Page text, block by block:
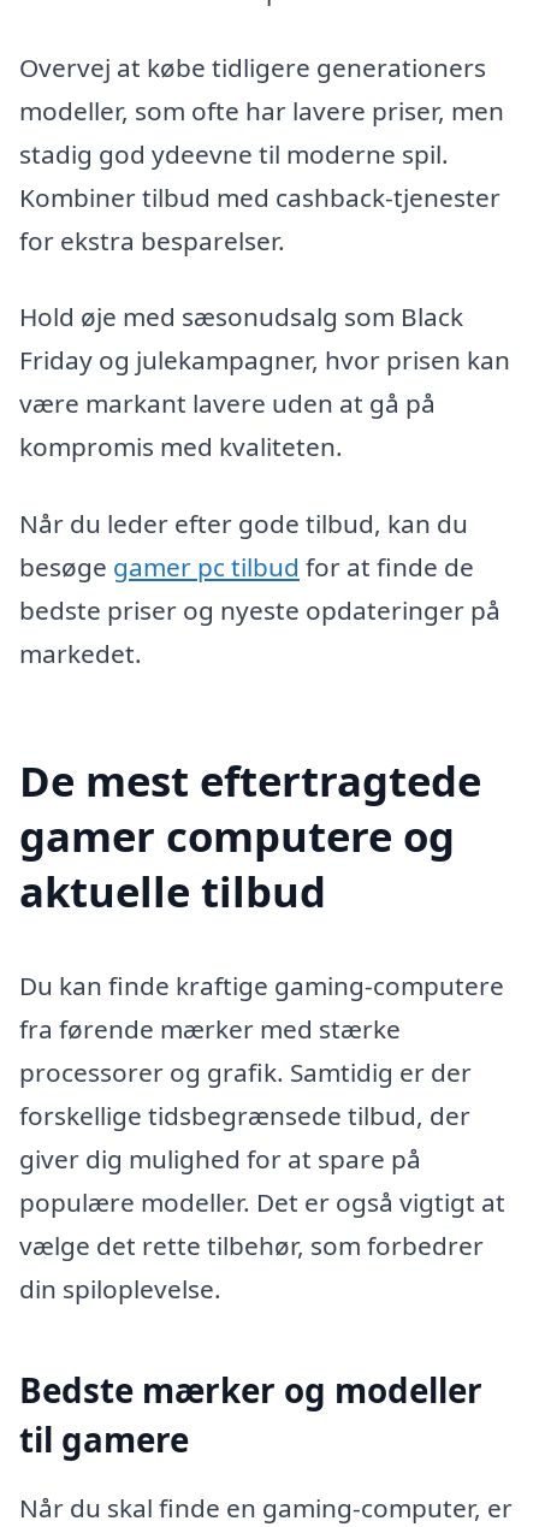
Overvej at købe tidligere generationers
modeller, som ofte har lavere priser, men
stadig god ydeevne til moderne spil.
Kombiner tilbud med cashback-tjenester
for ekstra besparelser.
Hold øje med sæsonudsalg som Black
Friday og julekampagner, hvor prisen kan
være markant lavere uden at gå på
kompromis med kvaliteten.
Når du leder efter gode tilbud, kan du
besøge gamer pc tilbud for at finde de
bedste priser og nyeste opdateringer på
markedet.
De mest eftertragtede
gamer computere og
aktuelle tilbud
Du kan finde kraftige gaming-computere
fra førende mærker med stærke
processorer og grafik. Samtidig er der
forskellige tidsbegrænsede tilbud, der
giver dig mulighed for at spare på
populære modeller. Det er også vigtigt at
vælge det rette tilbehør, som forbedrer
din spiloplevelse.
Bedste mærker og modeller
til gamere
Når du skal finde en gaming-computer, er